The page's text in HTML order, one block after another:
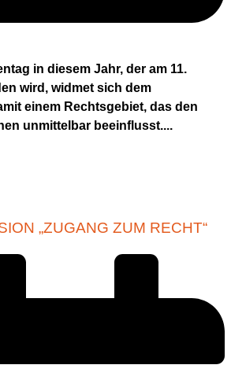
in diesem Jahr, der am 11.
wird, widmet sich dem
einem Rechtsgebiet, das den
unmittelbar beeinflusst....
„ZUGANG ZUM RECHT“